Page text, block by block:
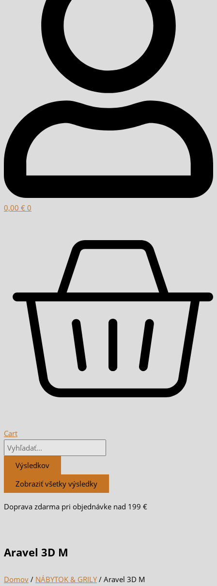
0,00 € 0
Cart
Výsledkov
Zobraziť všetky výsledky
Doprava zdarma pri objednávke nad 199 €
Aravel 3D M
Domov / NÁBYTOK & GRILY/ Aravel 3D M